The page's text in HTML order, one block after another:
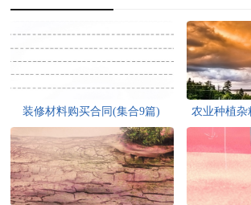
装修材料购买合同(集合9篇) 农业种植